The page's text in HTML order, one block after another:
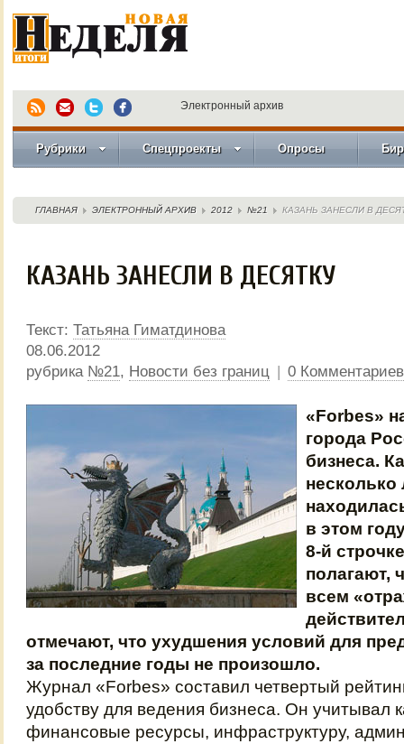
Электронный архив
Рубрики Спецпроекты Опросы
ГЛАВНАЯ ЭЛЕКТРОННЫЙ АРХИВ 2012 №21 КАЗАНЬ ЗАНЕСЛИ В
КАЗАНЬ ЗАНЕСЛИ В ДЕСЯТКУ
Текст: Татьяна Гиматдинова
08.06.2012
рубрика №21, Новости без границ | 0 Комментариев
«Forbes»
города
бизнеса.
несколько
в этом
8-й
полагают,
всем
отмечают, что ухудшения условий для
за последние годы не произошло.
Журнал «Forbes» составил четвертый
удобству для ведения бизнеса. Он учитывал
финансовые ресурсы, инфраструктуру,